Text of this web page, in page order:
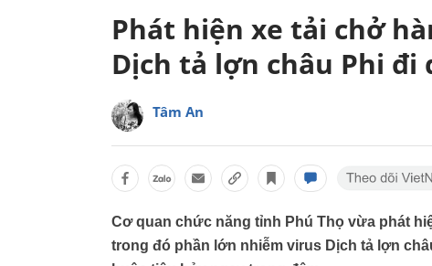
Phát hiện xe tải chở
Dịch tả lợn châu Phi đi
Tâm An
Cơ quan chức năng tỉnh Phú Thọ vừa phát
trong đó phần lớn nhiễm virus Dịch tả lợn